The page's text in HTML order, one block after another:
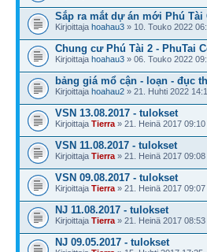
Sắp ra mắt dự án mới Phú
Kirjoittaja hoahau3 » 10. Touko 2022
Chung cư Phú Tài 2 - PhuTai
Kirjoittaja hoahau3 » 06. Touko 2022
bảng giá mổ cận - loạn - đục
Kirjoittaja hoahau2 » 21. Huhti 2022
VSN 13.08.2017 - tulokset
Kirjoittaja Tierra » 21. Heinä 2017 09:10
VSN 11.08.2017 - tulokset
Kirjoittaja Tierra » 21. Heinä 2017 09:08
VSN 09.08.2017 - tulokset
Kirjoittaja Tierra » 21. Heinä 2017 09:07
NJ 11.08.2017 - tulokset
Kirjoittaja Tierra » 21. Heinä 2017 08:53
NJ 09.05.2017 - tulokset